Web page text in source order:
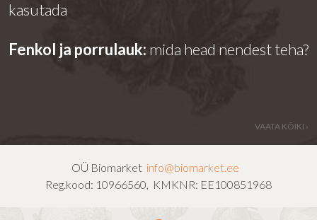
kasutada
Fenkol ja porrulauk: mida head nendest teha?
VAATA KÕIKI ›
OÜ Biomarket info@biomarket.ee
Reg.kood: 10966560, KMKNR: EE100851968